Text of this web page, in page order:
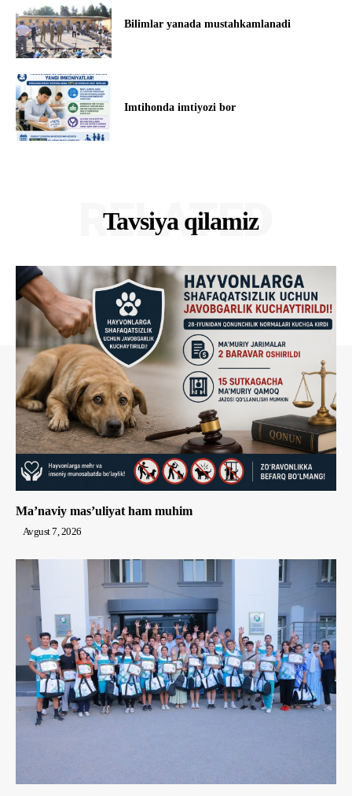
Bilimlar yanada mustahkamlanadi
Imtihonda imtiyozi bor
Tavsiya qilamiz
RELATED
Ma’naviy mas’uliyat ham muhim
Avgust 7, 2026